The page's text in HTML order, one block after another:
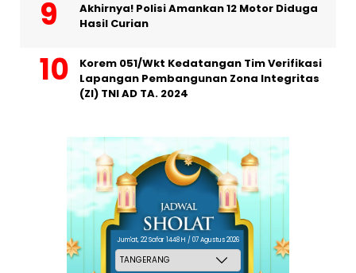
Akhirnya! Polisi Amankan 12 Motor Diduga
Hasil Curian
Korem 051/Wkt Kedatangan Tim Verifikasi
Lapangan Pembangunan Zona Integritas
(ZI) TNI AD TA. 2024
Jum'at, 22 Safar 1448 H / 07 Agustus 2026